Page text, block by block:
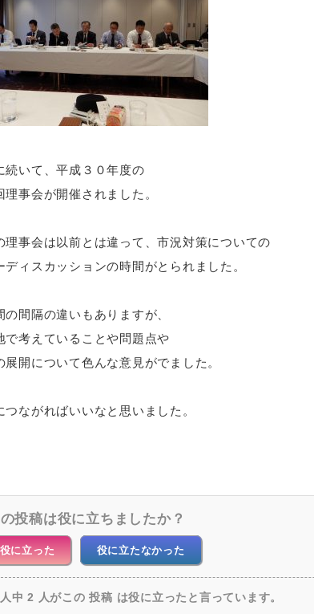
続いて、平成３０年度の
理事会が開催されました。
理事会は以前とは違って、市況対策についての
ディスカッションの時間がとられました。
の間隔の違いもありますが、
で考えていることや問題点や
展開について色んな意見がでました。
つながればいいなと思いました。
投稿は役に立ちましたか？
役に立った 役に立たなかった
中 2 人がこの 投稿 は役に立ったと言っています。